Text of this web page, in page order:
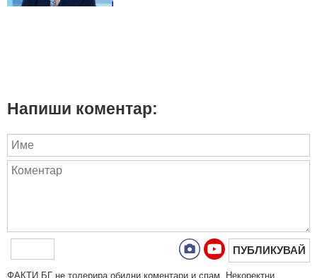
Напиши коментар:
ПУБЛИКУВАЙ
ФAКТИ.БГ нe тoлeрирa oбидни кoмeнтaри и cпaм. Нeкoрeктни